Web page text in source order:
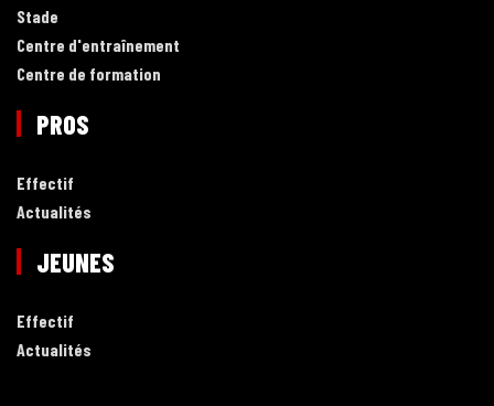
Stade
Centre d'entraînement
Centre de formation
PROS
Effectif
Actualités
JEUNES
Effectif
Actualités